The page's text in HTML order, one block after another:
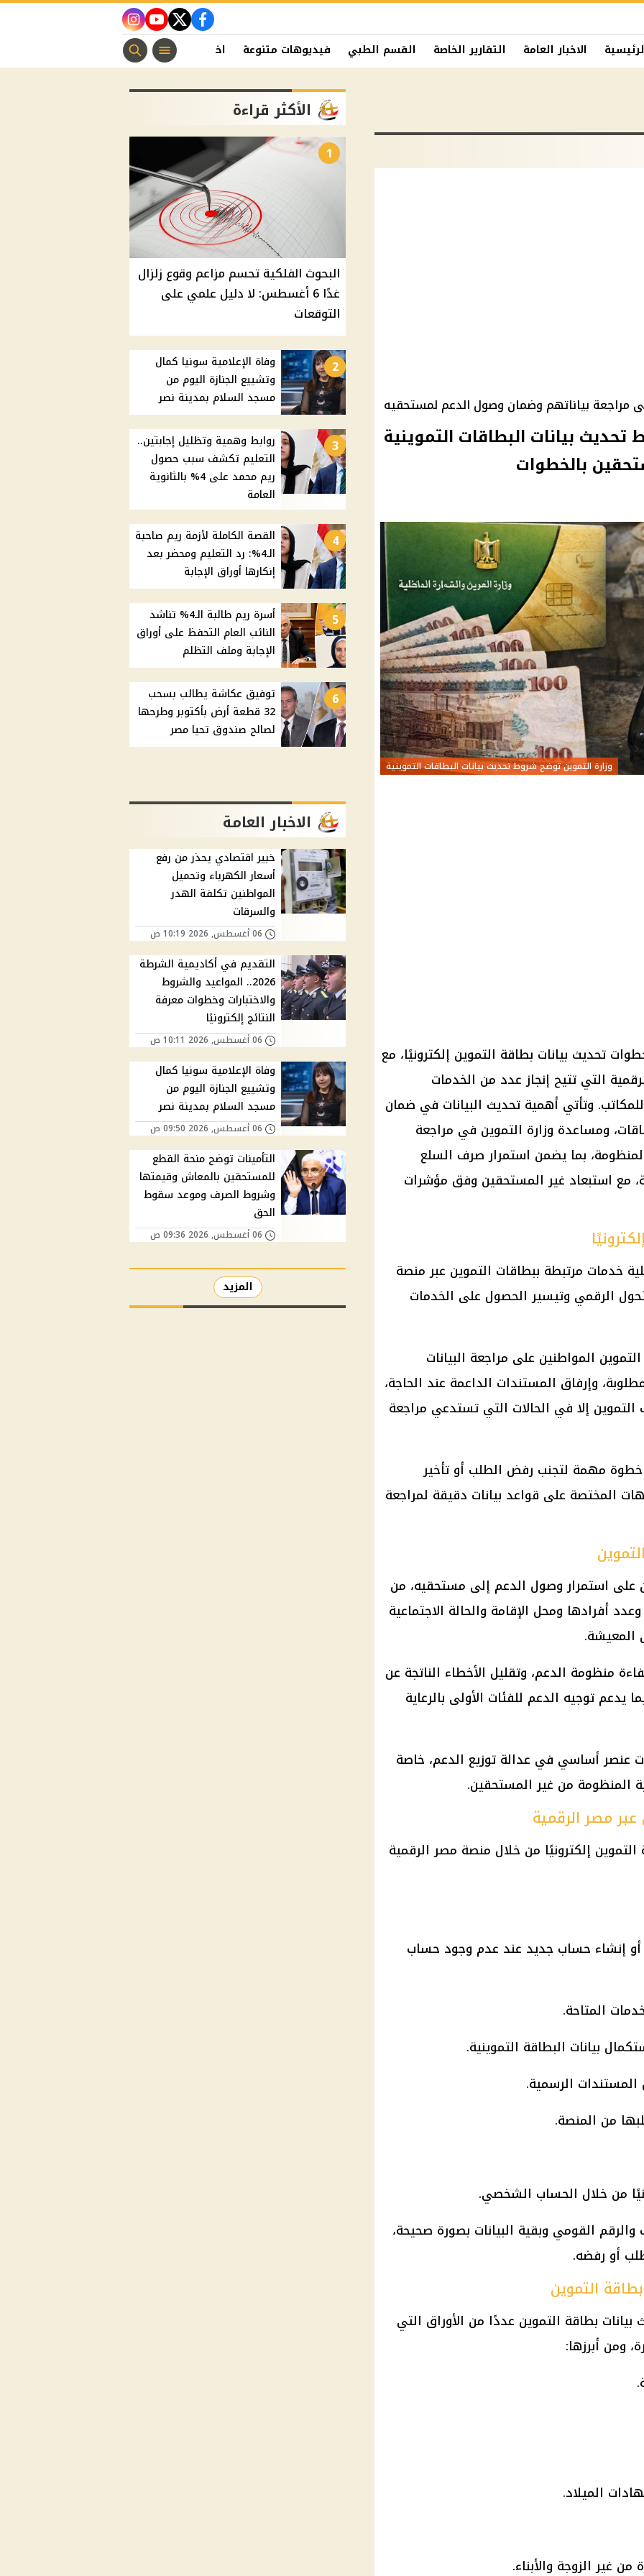
facebook
twitter
youtube
instagram
الاخبار العامة التقارير الخاصة القسم الطبي فيديوهات متنوعة اخبار الفن منوعات مسيحية
مراجعة بياناتهم وضمان وصول الدعم لمستحقيه
بيانات البطاقات التموينية
بالخطوات
وزارة التموين توضح شروط تحديث بيانات البطاقات التموينية
تحديث بيانات بطاقة التموين إلكترونيًا، مع
التي تتيح إنجاز عدد من الخدمات
وتأتي أهمية تحديث البيانات في ضمان
ومساعدة وزارة التموين في مراجعة
بما يضمن استمرار صرف السلع
مع استبعاد غير المستحقين وفق مؤشرات
خدمات مرتبطة ببطاقات التموين عبرمنصة
الرقمي وتيسير الحصول على الخدمات
المواطنين على مراجعة البيانات
وإرفاق المستندات الداعمة عند الحاجة،
التموين إلا في الحالات التي تستدعي مراجعة
خطوة مهمة لتجنب رفض الطلب أو تأخير
المختصة على قواعد بيانات دقيقة لمراجعة
على استمرار وصول الدعم إلى مستحقيه، من
أفرادها ومحل الإقامة والحالة الاجتماعية
المعيشة.
منظومة الدعم، وتقليل الأخطاء الناتجة عن
يدعم توجيه الدعم للفئات الأولى بالرعاية
عنصر أساسي في عدالة توزيع الدعم، خاصة
المنظومة من غير المستحقين.
مصر الرقمية
التموين إلكترونيًا من خلال منصة مصر الرقمية
إنشاء حساب جديد عند عدم وجود حساب
المتاحة.
بيانات البطاقة التموينية.
المستندات الرسمية.
من المنصة.
من خلال الحساب الشخصي.
القومي وبقية البيانات بصورة صحيحة،
أو رفضه.
التموين
بطاقة التموين عددًا من الأوراق التي
ومن أبرزها:
الميلاد.
غير الزوجة والأبناء.
الأكثر قراءة
1
البحوث الفلكية تحسم مزاعم وقوع زلزال
غدًا 6 أغسطس: لا دليل علمي على
التوقعات
2
وفاة الإعلامية سونيا كمال
وتشييع الجنازة اليوم من
مسجد السلام بمدينة نصر
3
روابط وهمية وتظليل إجابتين..
التعليم تكشف سبب حصول
ريم محمد على 4% بالثانوية
العامة
4
القصة الكاملة لأزمة ريم صاحبة
الـ4%: رد التعليم ومحضر بعد
إنكارها أوراق الإجابة
5
أسرة ريم طالبة الـ4% تناشد
النائب العام التحفظ على أوراق
الإجابة وملف التظلم
6
توفيق عكاشة يطالب بسحب
32 قطعة أرض بأكتوبر وطرحها
لصالح صندوق تحيا مصر
الاخبار العامة
خبير اقتصادي يحذر من رفع
أسعار الكهرباء وتحميل
المواطنين تكلفة الهدر
والسرقات
06 أغسطس, 2026 10:19 ص
التقديم في أكاديمية الشرطة
2026.. المواعيد والشروط
والاختبارات وخطوات معرفة
النتائج إلكترونيًا
06 أغسطس, 2026 10:11 ص
وفاة الإعلامية سونيا كمال
وتشييع الجنازة اليوم من
مسجد السلام بمدينة نصر
06 أغسطس, 2026 09:50 ص
التأمينات توضح منحة القطع
للمستحقين بالمعاش وقيمتها
وشروط الصرف وموعد سقوط
الحق
06 أغسطس, 2026 09:36 ص
المزيد